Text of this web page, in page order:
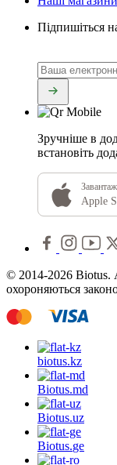
Підпишіться
Зручніше в
встановіть
Apple
© 2014-2026 Biotus.
охороняються
biotus.kz
Biotus.md
Biotus.uz
Biotus.ge